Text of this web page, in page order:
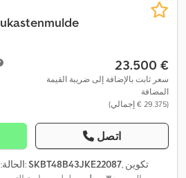
‏23.500 €
سعر ثابت بالإضافة إلى ضريبة القيمة
المضافة
(‏29.375 € إجمالي)
اتصل
الحالة:, رقم الآلة/المركبة:SKBT48B43JKE22087, تكوين